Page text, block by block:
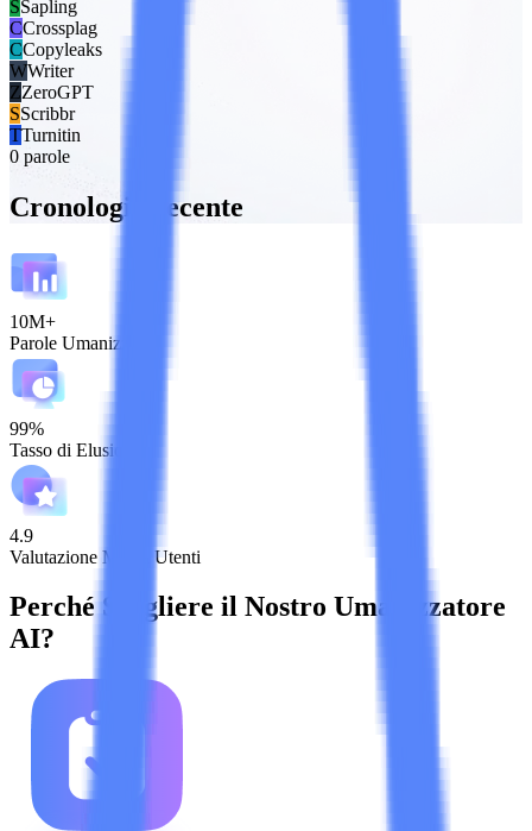
SSapling
CCrossplag
CCopyleaks
WWriter
ZZeroGPT
SScribbr
TTurnitin
0 parole
Cronologia recente
10M+
Parole Umanizzate
99%
Tasso di Elusione
4.9
Valutazione Media Utenti
Perché Scegliere il Nostro Umanizzatore
AI?